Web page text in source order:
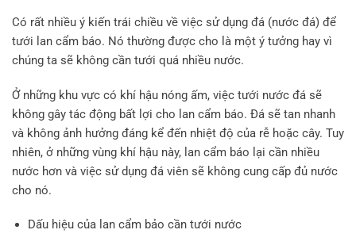
Có rất nhiều ý kiến trái chiều về việc sử dụng đá (nước đá) để
tưới lan cẩm báo. Nó thường được cho là một ý tưởng hay vì
chúng ta sẽ không cần tưới quá nhiều nước.
Ở những khu vực có khí hậu nóng ấm, việc tưới nước đá sẽ
không gây tác động bất lợi cho lan cẩm báo. Đá sẽ tan nhanh
và không ảnh hưởng đáng kể đến nhiệt độ của rễ hoặc cây. Tuy
nhiên, ở những vùng khí hậu này, lan cẩm báo lại cần nhiều
nước hơn và việc sử dụng đá viên sẽ không cung cấp đủ nước
cho nó.
Dấu hiệu của lan cẩm bảo cần tưới nước